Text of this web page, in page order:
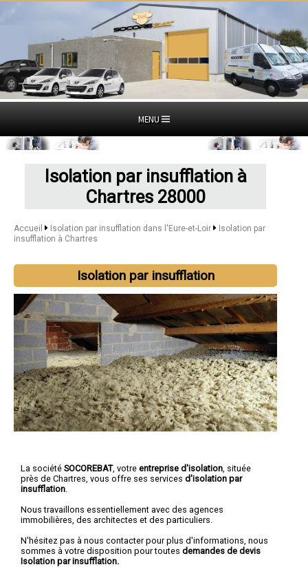
MENU
Isolation par insufflation à
Chartres 28000
Accueil Isolation par insufflation dans l'Eure-et-Loir
Isolation par
insufflation à Chartres
Isolation par insufflation
La société SOCOREBAT, votre entreprise d'isolation , située
près de Chartres, vous offre ses services d'isolation par
insufflation
Nous travaillons essentiellement avec des agences
immobilières, des architectes et des particuliers.
N'hésitez pas à nous contacter pour plus d'informations, nous
sommes à votre disposition pour toutes demandes de devis
Isolation par insufflation.